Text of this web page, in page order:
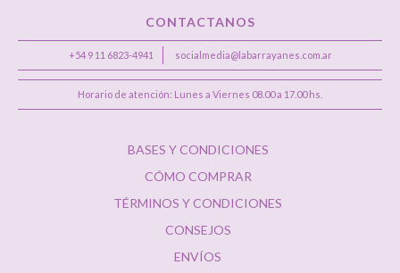
CONTACTANOS
+54 9 11 6823-4941 socialmedia@labarrayanes.com.ar
Horario de atención: Lunes a Viernes 08.00 a 17.00 hs.
BASES Y CONDICIONES
CÓMO COMPRAR
TÉRMINOS Y CONDICIONES
CONSEJOS
ENVÍOS